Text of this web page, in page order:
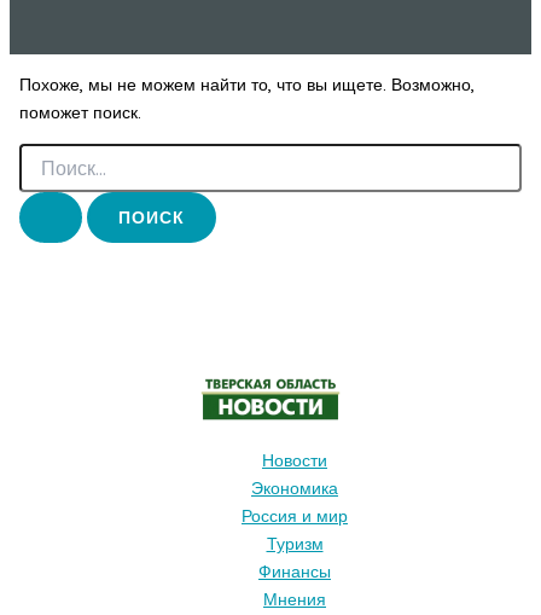
Похоже, мы не можем найти то, что вы ищете. Возможно,
поможет поиск.
Поиск:
Новости
Экономика
Россия и мир
Туризм
Финансы
Мнения